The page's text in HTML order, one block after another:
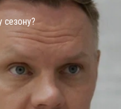
сезону?